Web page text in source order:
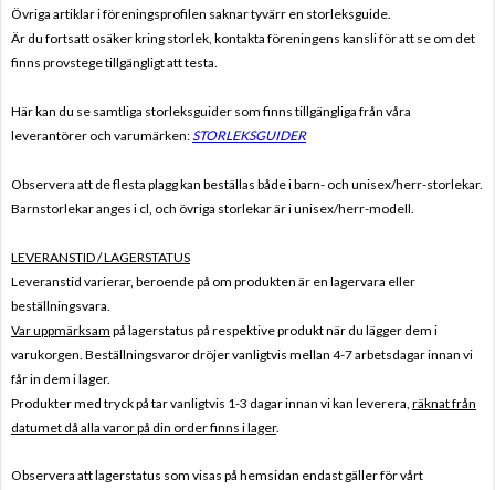
Övriga artiklar i föreningsprofilen saknar tyvärr en storleksguide.
Är du fortsatt osäker kring storlek, kontakta föreningens kansli för att se om det
finns provstege tillgängligt att testa.
Här kan du se samtliga storleksguider som finns tillgängliga från våra
leverantörer och varumärken:STORLEKSGUIDER
Observera att de flesta plagg kan beställas både i barn- och unisex/herr-storlekar.
Barnstorlekar anges i cl, och övriga storlekar är i unisex/herr-modell.
LEVERANSTID / LAGERSTATUS
Leveranstid varierar, beroende på om produkten är en lagervara eller
beställningsvara.
Var uppmärksam på lagerstatus på respektive produkt när du lägger dem i
varukorgen. Beställningsvaror dröjer vanligtvis mellan 4-7 arbetsdagar innan vi
får in dem i lager.
Produkter med tryck på tar vanligtvis 1-3 dagar innan vi kan leverera, räknat från
datumet då alla varor på din order finns i lager.
Observera att lagerstatus som visas på hemsidan endast gäller för vårt